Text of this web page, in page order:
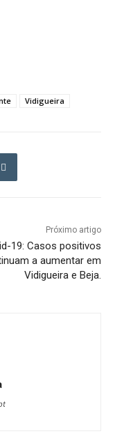
Vidigueira
Próximo artigo
19: Casos positivos
a aumentar em
Vidigueira e Beja.